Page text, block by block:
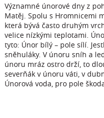
Významné únorové dny z
Matěj. Spolu s Hromnicemi
která bývá často druhým
velice nízkými teplotami.
tyto: Únor bílý – pole sílí.
sněhuláky. V únoru sníh a
únoru mráz ostro drží, to
severňák v únoru váti, v
Únorová voda, pro pole